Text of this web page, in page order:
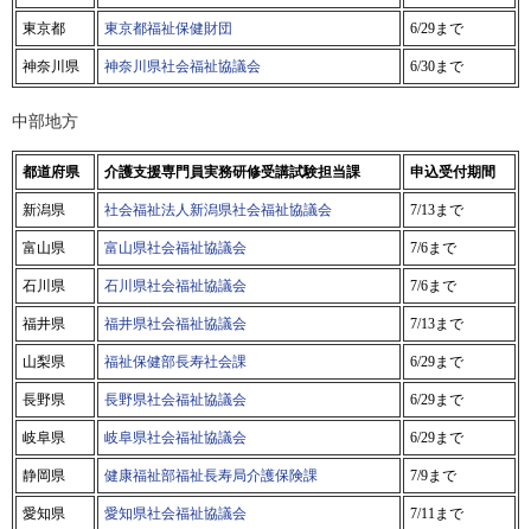
東京都 東京都福祉保健財団 6/29まで
神奈川県 神奈川県社会福祉協議会 6/30まで
中部地方
都道府県 介護支援専門員実務研修受講試験担当課 申込受付期間
新潟県 社会福祉法人新潟県社会福祉協議会 7/13まで
富山県 富山県社会福祉協議会 7/6まで
石川県 石川県社会福祉協議会 7/6まで
福井県 福井県社会福祉協議会 7/13まで
山梨県 福祉保健部長寿社会課 6/29まで
長野県 長野県社会福祉協議会 6/29まで
岐阜県 岐阜県社会福祉協議会 6/29まで
静岡県 健康福祉部福祉長寿局介護保険課 7/9まで
愛知県 愛知県社会福祉協議会 7/11まで